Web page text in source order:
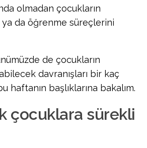
olmadan çocukların
da öğrenme süreçlerini
de çocukların
davranışları bir kaç
başlıklarına bakalım.
çocuklara sürekli